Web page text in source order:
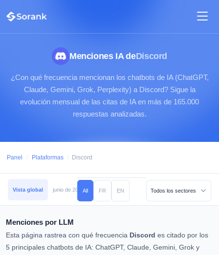
Menciones IA deDiscord
¿Con qué frecuencia mencionan los chatbots de IA (ChatGPT,
Claude, Gemini, Grok, Perplexity) a Discord? Sigue la
evolución mensual de las citas de IA en más de 165.000
respuestas analizadas.
Panel / Plataformas / Discord
Vista global junio de 2026 mayo de 2026 abril de 2026 marzo de 2026
All FR EN
Menciones por LLM
Esta página rastrea con qué frecuencia Discord es citado por los
5 principales chatbots de IA: ChatGPT, Claude, Gemini, Grok y